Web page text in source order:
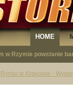
HOME
o Januszu
w Krakowie -